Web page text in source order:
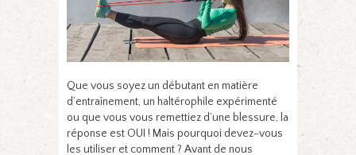
Que vous soyez un débutant en matière
d’entraînement, un haltérophile expérimenté
ou que vous vous remettiez d’une blessure, la
réponse est OUI ! Mais pourquoi devez-vous
les utiliser et comment ? Avant de nous